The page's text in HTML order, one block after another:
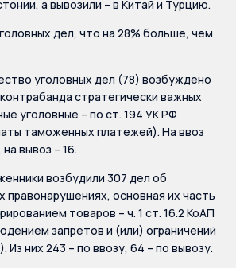
а вывозили – в Китай и Турцию.
дел, что на 28% больше, чем
уголовных дел (78) возбуждено
стратегически важных
уголовные – по ст. 194 УК РФ
таможенных платежей). На ввоз
вывоз – 16.
возбудили 307 дел об
правонарушениях, основная их часть
товаров – ч. 1 ст. 16.2 КоАП
запретов и (или) ограничений
Из них 243 – по ввозу, 64 – по вывозу.